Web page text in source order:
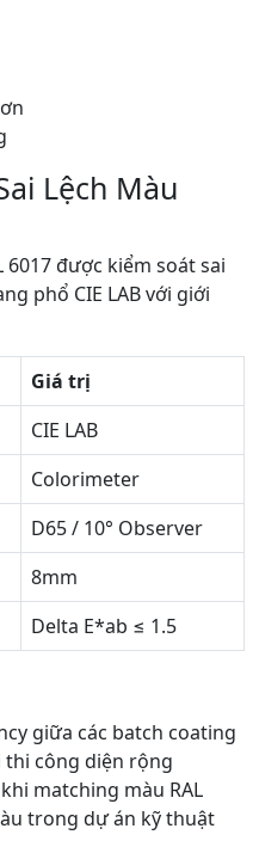
Lệch Màu
6017 được kiểm soát sai
phổ CIE LAB với giới
Giá trị
CIE LAB
Colorimeter
D65 / 10° Observer
8mm
Delta E*ab ≤ 1.5
giữa các batch coating
thi công diện rộng
matching màu RAL
trong dự án kỹ thuật